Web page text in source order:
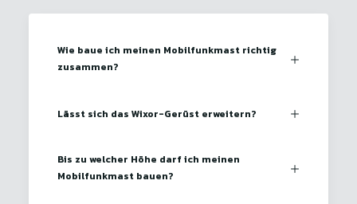
Wie baue ich meinen Mobilfunkmast richtig
zusammen?
Lässt sich das Wixor-Gerüst erweitern?
Bis zu welcher Höhe darf ich meinen
Mobilfunkmast bauen?